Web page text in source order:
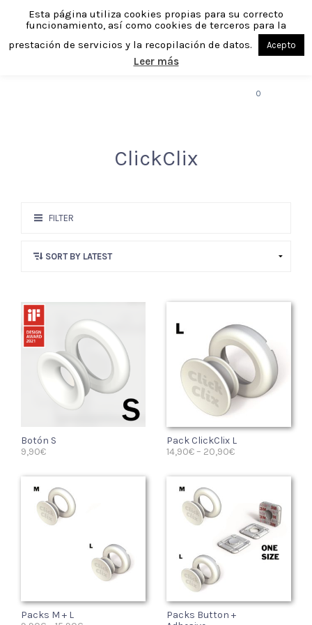
0
ClickClix
FILTER
Botón S
9,90€
Pack ClickClix L
14,90€– 20,90€
Packs M + L
Packs Button +
Esta página utiliza cookies propias para su correcto
funcionamiento, así como cookies de terceros para la
prestación de servicios y la recopilación de datos.
Acepto
Leer más